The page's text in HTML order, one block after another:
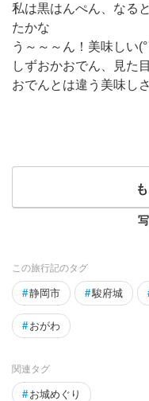
私は黒はんぺん、なる
たかな
う～～～ん！美味しい
しずおかおでん、見た
おでんとは違う美味しさ
この旅行記のタグ
#静岡市 #駿府城
# おがわ
関連タグ
# お城めぐり